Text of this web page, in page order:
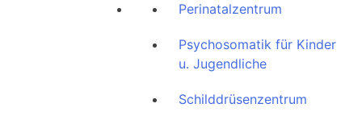
Perinatalzentrum
Psychosomatik für Kinder
u. Jugendliche
Schilddrüsenzentrum